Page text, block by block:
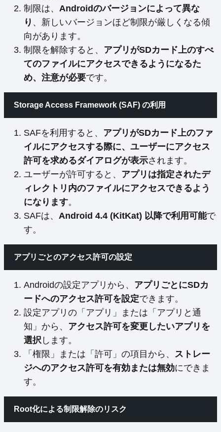
制限は、 Androidのバージョンによって異な
り 、新しいバージョンほど制限が厳しくなる傾
向があります。
制限を解除すると、 アプリがSDカード上のすべ
てのファイルにアクセスできるようになるた
め、注意が必要です。
Storage Access Framework (SAF) の利用
SAFを利用すると、 アプリがSDカード上のファ
イルにアクセスする際に、ユーザーにアクセス
許可を求めるダイアログが表示されます。
ユーザーが許可すると、 アプリは指定されたデ
ィレクトリ内のファイルにアクセスできるよう
になります。
SAFは、 Android 4.4 (KitKat) 以降で利用可能で
す。
アプリごとのアクセス許可の設定
Androidの設定アプリから、 アプリごとにSDカ
ードへのアクセス許可を設定できます。
設定アプリの「アプリ」または「アプリと通
知」から、 アクセス許可を変更したいアプリを
選択します。
「権限」または「許可」の項目から、 ストレー
ジへのアクセス許可を有効または無効にできま
す。
Root化による制限解除のリスク